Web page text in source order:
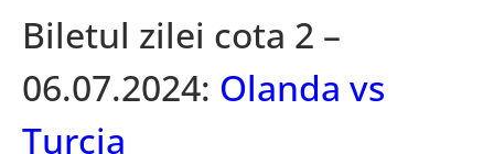
Biletul zilei cota 2 –
06.07.2024: Olanda vs
Turcia